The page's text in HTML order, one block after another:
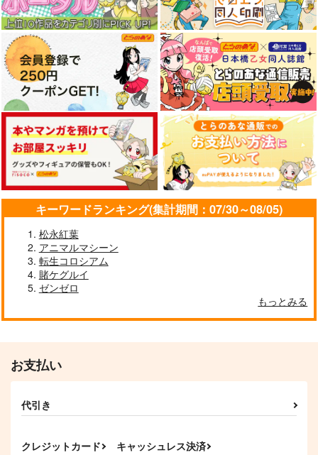
キーワードランキング(集計期間：07/30～08/05)
松永紅葉
アニマルマシーン
転生コロシアム
賭ケグルイ
ゼンゼロ
もっとみる
お支払い
代引き
クレジットカード キャッシュレス決済